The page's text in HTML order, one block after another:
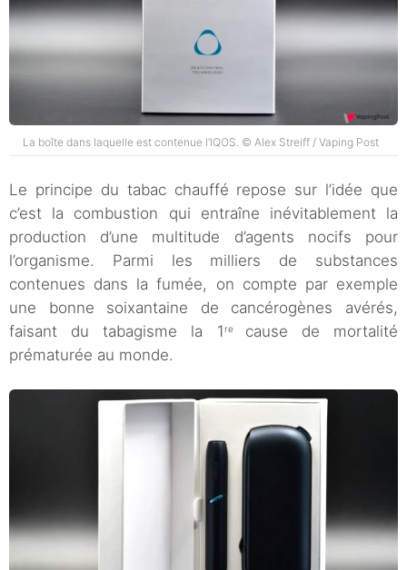
La boîte dans laquelle est contenue l’IQOS. © Alex Streiff / Vaping Post
Le principe du tabac chauffé repose sur l’idée que
c’est la combustion qui entraîne inévitablement la
production d’une multitude d’agents nocifs pour
l’organisme. Parmi les milliers de substances
contenues dans la fumée, on compte par exemple
une bonne soixantaine de cancérogènes avérés,
faisant du tabagisme la 1 re
cause de mortalité
prématurée au monde.